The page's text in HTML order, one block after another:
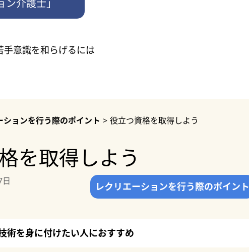
ン介護士」
手意識を和らげるには
ションを行う際のポイント > 役立つ資格を取得しよう
を取得しよう
レクリエーションを行う際のポイント
術を身に付けたい人におすすめ